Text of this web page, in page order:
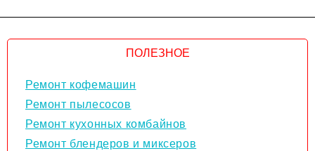
ПОЛЕЗНОЕ
Ремонт кофемашин
Ремонт пылесосов
Ремонт кухонных комбайнов
Ремонт блендеров и миксеров